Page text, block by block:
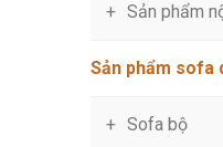
Sản phẩm
Sản phẩm sofa
Sofa bộ